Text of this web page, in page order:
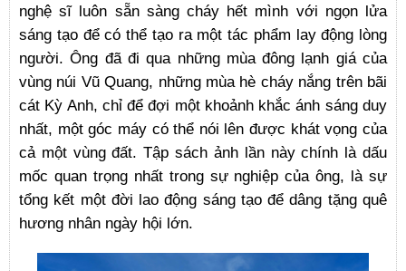
nghệ sĩ luôn sẵn sàng cháy hết mình với ngọn lửa
sáng tạo để có thể tạo ra một tác phẩm lay động lòng
người. Ông đã đi qua những mùa đông lạnh giá của
vùng núi Vũ Quang, những mùa hè cháy nắng trên bãi
cát Kỳ Anh, chỉ để đợi một khoảnh khắc ánh sáng duy
nhất, một góc máy có thể nói lên được khát vọng của
cả một vùng đất. Tập sách ảnh lần này chính là dấu
mốc quan trọng nhất trong sự nghiệp của ông, là sự
tổng kết một đời lao động sáng tạo để dâng tặng quê
hương nhân ngày hội lớn.